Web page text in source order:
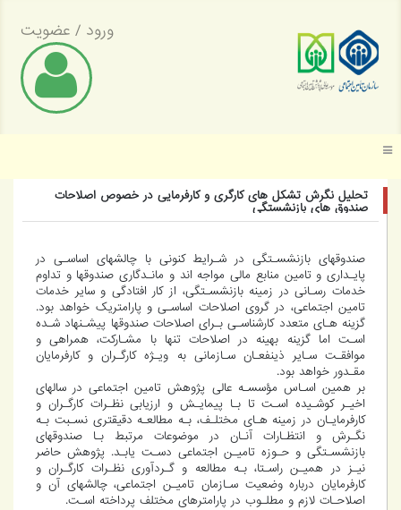
موسسه عالی پژوهش تأمین اجتماعی
ورود/عضویت
تحلیل نگرش تشکل های کارگری و کارفرمایی در خصوص اصلاحات
صندوق های بازنشستگی
صندوقهای بازنشسـتگی در شـرایط کنونی با چالشهای اساسـی در
پایـداری و تامین منابع مالی مواجه اند و مانـدگاری صندوقها و تداوم
خدمات رسـانی در زمینه بازنشسـتگی، از کار افتادگی و سایر خدمات
تامین اجتماعی، در گروی اصلاحات اساسـی و پارامتریک خواهد بود.
گزینه هـای متعدد کارشناسـی بـرای اصلاحات صندوقها پیشـنهاد شـده
اسـت اما گزینه بهینه در اصلاحات تنها با مشـارکت، همراهی و
موافقـت سـایر ذینفعـان سـازمانی به ویـژه کارگـران و کارفرمایان
مقـدور خواهد بود.
بر همین اسـاس مؤسسـه عالی پژوهش تامین اجتماعی در سالهای
اخیـر کوشـیده اسـت تا بـا پیمایـش و ارزیابی نظـرات کارگـران و
کارفرمایـان در زمینه هـای مختلـف، بـه مطالعـه دقیقتری نسـبت بـه
نگـرش و انتظـارات آنـان در موضوعات مرتبط بـا صندوقهای
بازنشسـتگی و حـوزه تامیـن اجتماعی دسـت یابـد. پژوهش حاضر
نیـز در همیـن راسـتا، بـه مطالعه و گـردآوری نظـرات کارگـران و
کارفرمایان درباره وضعیت سـازمان تامیـن اجتماعی، چالشهای آن و
اصلاحـات لازم و مطلـوب در پارامترهای مختلف پرداخته اسـت.